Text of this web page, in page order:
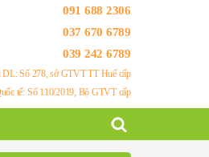
091 688 2306
037 670 6789
039 242 6789
Số 278, sở GTVT TT Huế cấp
tế: Số 110/2019, Bộ GTVT cấp